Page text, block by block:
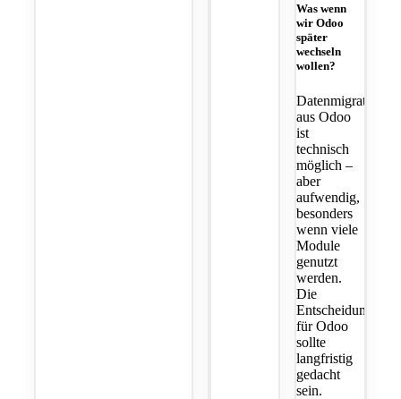
Was wenn
wir Odoo
später
wechseln
wollen?
Datenmigration
aus Odoo
ist
technisch
möglich –
aber
aufwendig,
besonders
wenn viele
Module
genutzt
werden.
Die
Entscheidung
für Odoo
sollte
langfristig
gedacht
sein.